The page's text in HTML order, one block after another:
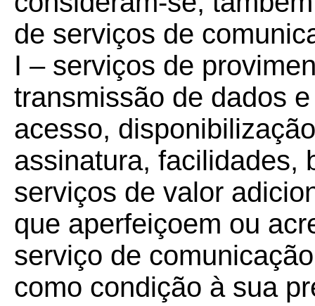
de serviços de
I – serviços de
transmissão de dados
acesso,
assinatura, facilidades,
serviços de valor
que aperfeiçoem ou
serviço de
como condição à sua